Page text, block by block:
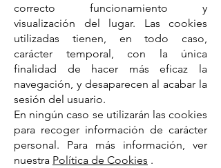
correcto funcionamiento y
visualización del lugar. Las cookies
utilizadas tienen, en todo caso,
carácter temporal, con la única
finalidad de hacer más eficaz la
navegación, y desaparecen al acabar la
sesión del usuario.
En ningún caso se utilizarán las cookies
para recoger información de carácter
personal. Para más información, ver
nuestra Política de Cookies .